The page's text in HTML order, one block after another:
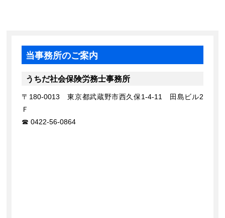
当事務所のご案内
うちだ社会保険労務士事務所
〒180-0013 東京都武蔵野市西久保1-4-11 田島ビル2
Ｆ
0422-56-0864